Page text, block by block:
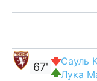
Сауль
Лука
67'